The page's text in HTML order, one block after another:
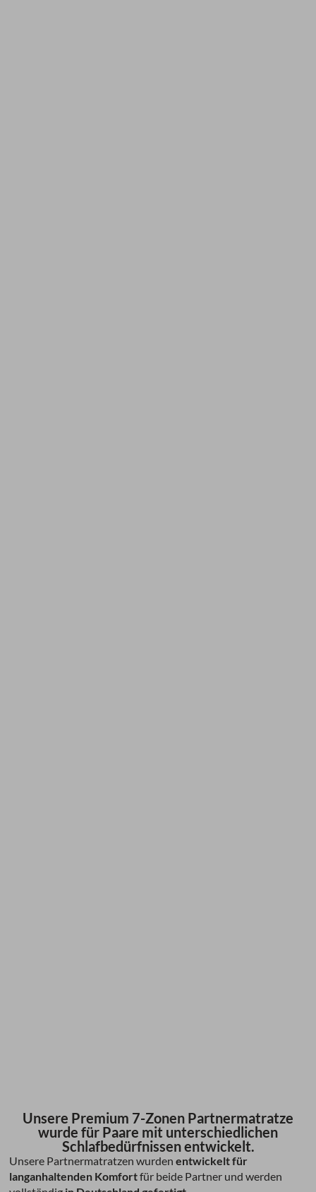
Unsere Premium 7-Zonen Partnermatratze
wurde für Paare mit unterschiedlichen
Schlafbedürfnissen entwickelt.
Unsere Partnermatratzen wurdenentwickelt für
langanhaltenden Komfortfür beide Partner und werden